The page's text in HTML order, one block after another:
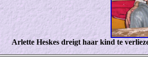
Arlette Heskes dreigt haar kind te